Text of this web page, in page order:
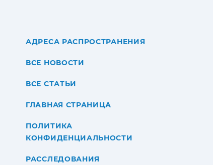
АДРЕСА РАСПРОСТРАНЕНИЯ
ВСЕ НОВОСТИ
ВСЕ СТАТЬИ
ГЛАВНАЯ СТРАНИЦА
ПОЛИТИКА
КОНФИДЕНЦИАЛЬНОСТИ
РАССЛЕДОВАНИЯ